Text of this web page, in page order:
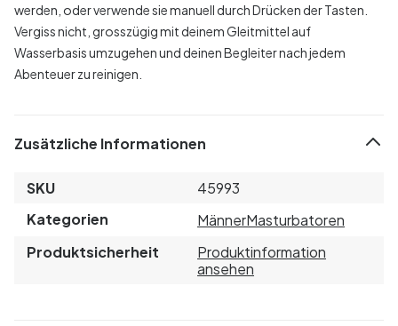
werden, oder verwende sie manuell durch Drücken der Tasten.
Vergiss nicht, grosszügig mit deinem Gleitmittel auf
Wasserbasis umzugehen und deinen Begleiter nach jedem
Abenteuer zu reinigen.
Zusätzliche Informationen
SKU
45993
Kategorien
MännerMasturbatoren
Produktsicherheit
Produktinformation
ansehen